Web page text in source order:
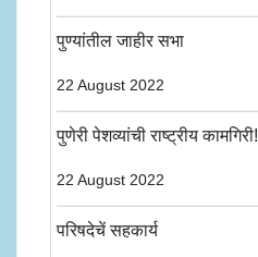
पुण्यांतील जाहीर सभा
22 August 2022
पुणेरी पेशव्यांची राष्ट्रीय कामगिरी!
22 August 2022
परिषदेचें सहकार्य